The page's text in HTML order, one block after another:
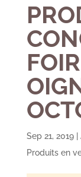
Sep 21, 2019|
Produits en